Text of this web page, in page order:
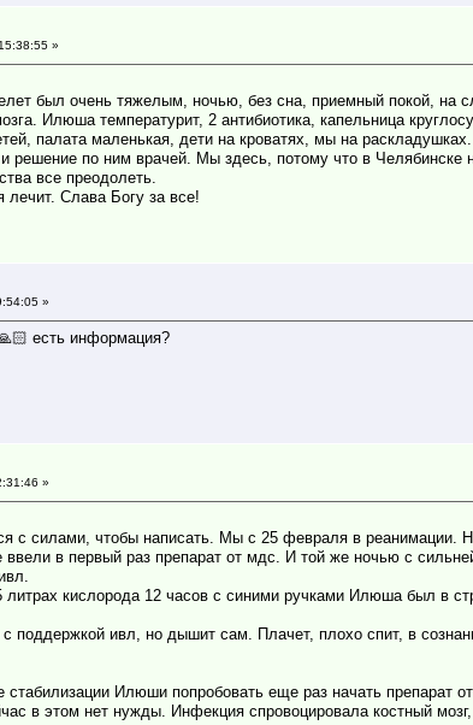
»
был очень тяжелым, ночью, без сна, приемный покой, на
Илюша температурит, 2 антибиотика, капельница
палата маленькая, дети на кроватях, мы на
решение по ним врачей. Мы здесь, потому что в Челябинске
все преодолеть.
Слава Богу за все!
»
есть информация?
»
с силами, чтобы написать. Мы с 25 февраля в реанимации.
в первый раз препарат от мдс. И той же ночью с
кислорода 12 часов с синими ручками Илюша был в
ивл, но дышит сам. Плачет, плохо спит, в
Илюши попробовать еще раз начать препарат
в этом нет нужды. Инфекция спровоцировала костный